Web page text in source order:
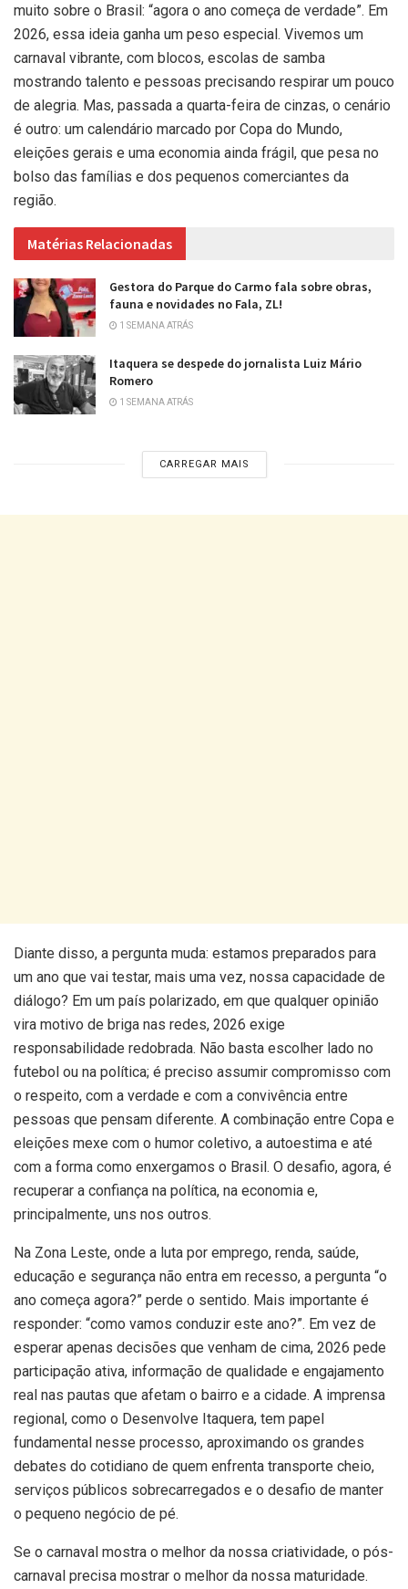
muito sobre o Brasil: “agora o ano começa de verdade”. Em
2026, essa ideia ganha um peso especial. Vivemos um
carnaval vibrante, com blocos, escolas de samba
mostrando talento e pessoas precisando respirar um pouco
de alegria. Mas, passada a quarta-feira de cinzas, o cenário
é outro: um calendário marcado por Copa do Mundo,
eleições gerais e uma economia ainda frágil, que pesa no
bolso das famílias e dos pequenos comerciantes da
região.
Matérias Relacionadas
Gestora do Parque do Carmo fala sobre obras,
fauna e novidades no Fala, ZL!
1 SEMANA ATRÁS
Itaquera se despede do jornalista Luiz Mário
Romero
1 SEMANA ATRÁS
CARREGAR MAIS
Diante disso, a pergunta muda: estamos preparados para
um ano que vai testar, mais uma vez, nossa capacidade de
diálogo? Em um país polarizado, em que qualquer opinião
vira motivo de briga nas redes, 2026 exige
responsabilidade redobrada. Não basta escolher lado no
futebol ou na política; é preciso assumir compromisso com
o respeito, com a verdade e com a convivência entre
pessoas que pensam diferente. A combinação entre Copa e
eleições mexe com o humor coletivo, a autoestima e até
com a forma como enxergamos o Brasil. O desafio, agora, é
recuperar a confiança na política, na economia e,
principalmente, uns nos outros.
Na Zona Leste, onde a luta por emprego, renda, saúde,
educação e segurança não entra em recesso, a pergunta “o
ano começa agora?” perde o sentido. Mais importante é
responder: “como vamos conduzir este ano?”. Em vez de
esperar apenas decisões que venham de cima, 2026 pede
participação ativa, informação de qualidade e engajamento
real nas pautas que afetam o bairro e a cidade. A imprensa
regional, como o Desenvolve Itaquera, tem papel
fundamental nesse processo, aproximando os grandes
debates do cotidiano de quem enfrenta transporte cheio,
serviços públicos sobrecarregados e o desafio de manter
o pequeno negócio de pé.
Se o carnaval mostra o melhor da nossa criatividade, o pós-
carnaval precisa mostrar o melhor da nossa maturidade.